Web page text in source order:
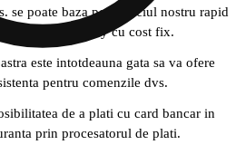
se poate baza pe serviciul nostru rapid
SameDay cu cost fix.
este intotdeauna gata sa va ofere
pentru comenzile dvs.
de a plati cu card bancar in
prin procesatorul de plati.